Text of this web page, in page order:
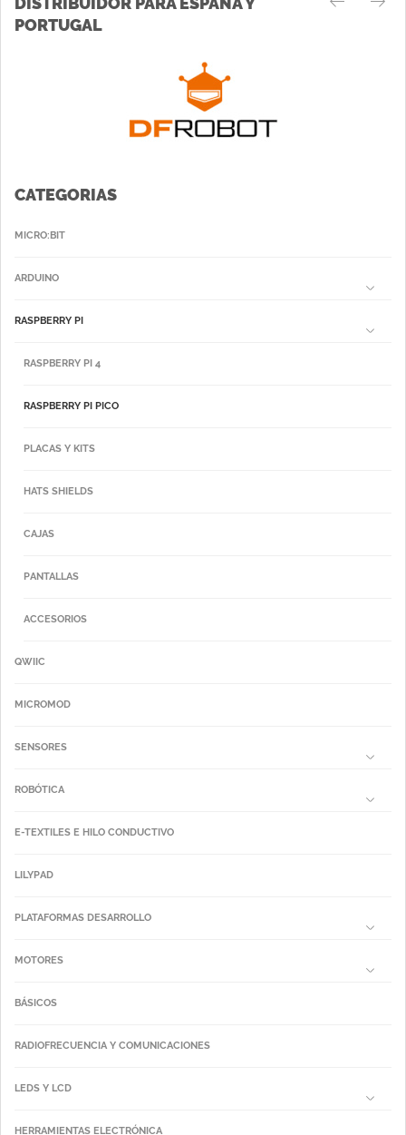
PORTUGAL
CATEGORIAS
MICRO:BIT
ARDUINO
RASPBERRY PI
RASPBERRY PI 4
RASPBERRY PI PICO
PLACAS Y KITS
HATS SHIELDS
CAJAS
PANTALLAS
ACCESORIOS
QWIIC
MICROMOD
SENSORES
ROBÓTICA
E-TEXTILES E HILO CONDUCTIVO
LILYPAD
PLATAFORMAS DESARROLLO
MOTORES
BÁSICOS
RADIOFRECUENCIA Y COMUNICACIONES
LEDS Y LCD
HERRAMIENTAS ELECTRÓNICA